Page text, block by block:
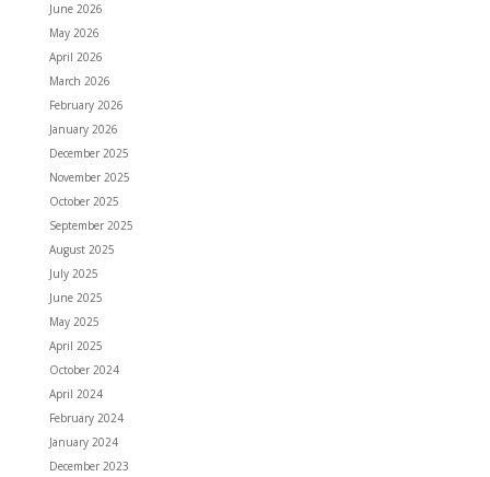
June 2026
May 2026
April 2026
March 2026
February 2026
January 2026
December 2025
November 2025
October 2025
September 2025
August 2025
July 2025
June 2025
May 2025
April 2025
October 2024
April 2024
February 2024
January 2024
December 2023